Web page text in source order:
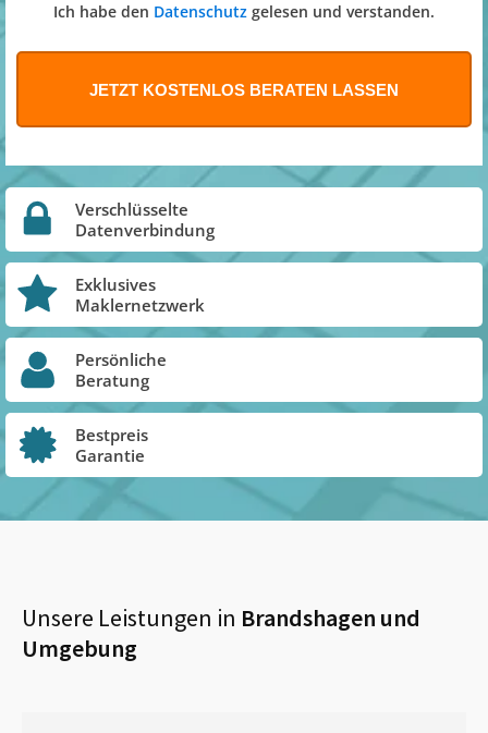
Ich habe den Datenschutz gelesen und verstanden.
Verschlüsselte
Datenverbindung
Exklusives
Maklernetzwerk
Persönliche
Beratung
Bestpreis
Garantie
Unsere Leistungen in Brandshagen und
Umgebung